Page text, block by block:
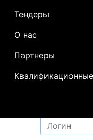
Тендеры
О нас
Партнеры